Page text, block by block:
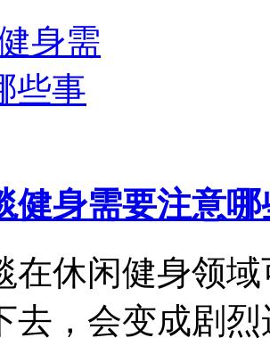
健身需要注意
在休闲健身领
去，会变成剧